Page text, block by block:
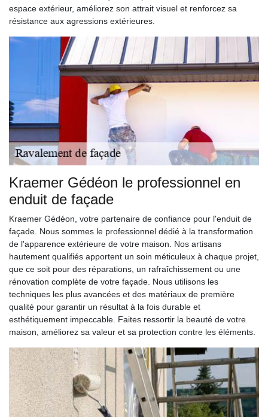
espace extérieur, améliorez son attrait visuel et renforcez sa
résistance aux agressions extérieures.
Kraemer Gédéon le professionnel en
enduit de façade
Kraemer Gédéon, votre partenaire de confiance pour l'enduit de
façade. Nous sommes le professionnel dédié à la transformation
de l'apparence extérieure de votre maison. Nos artisans
hautement qualifiés apportent un soin méticuleux à chaque projet,
que ce soit pour des réparations, un rafraîchissement ou une
rénovation complète de votre façade. Nous utilisons les
techniques les plus avancées et des matériaux de première
qualité pour garantir un résultat à la fois durable et
esthétiquement impeccable. Faites ressortir la beauté de votre
maison, améliorez sa valeur et sa protection contre les éléments.